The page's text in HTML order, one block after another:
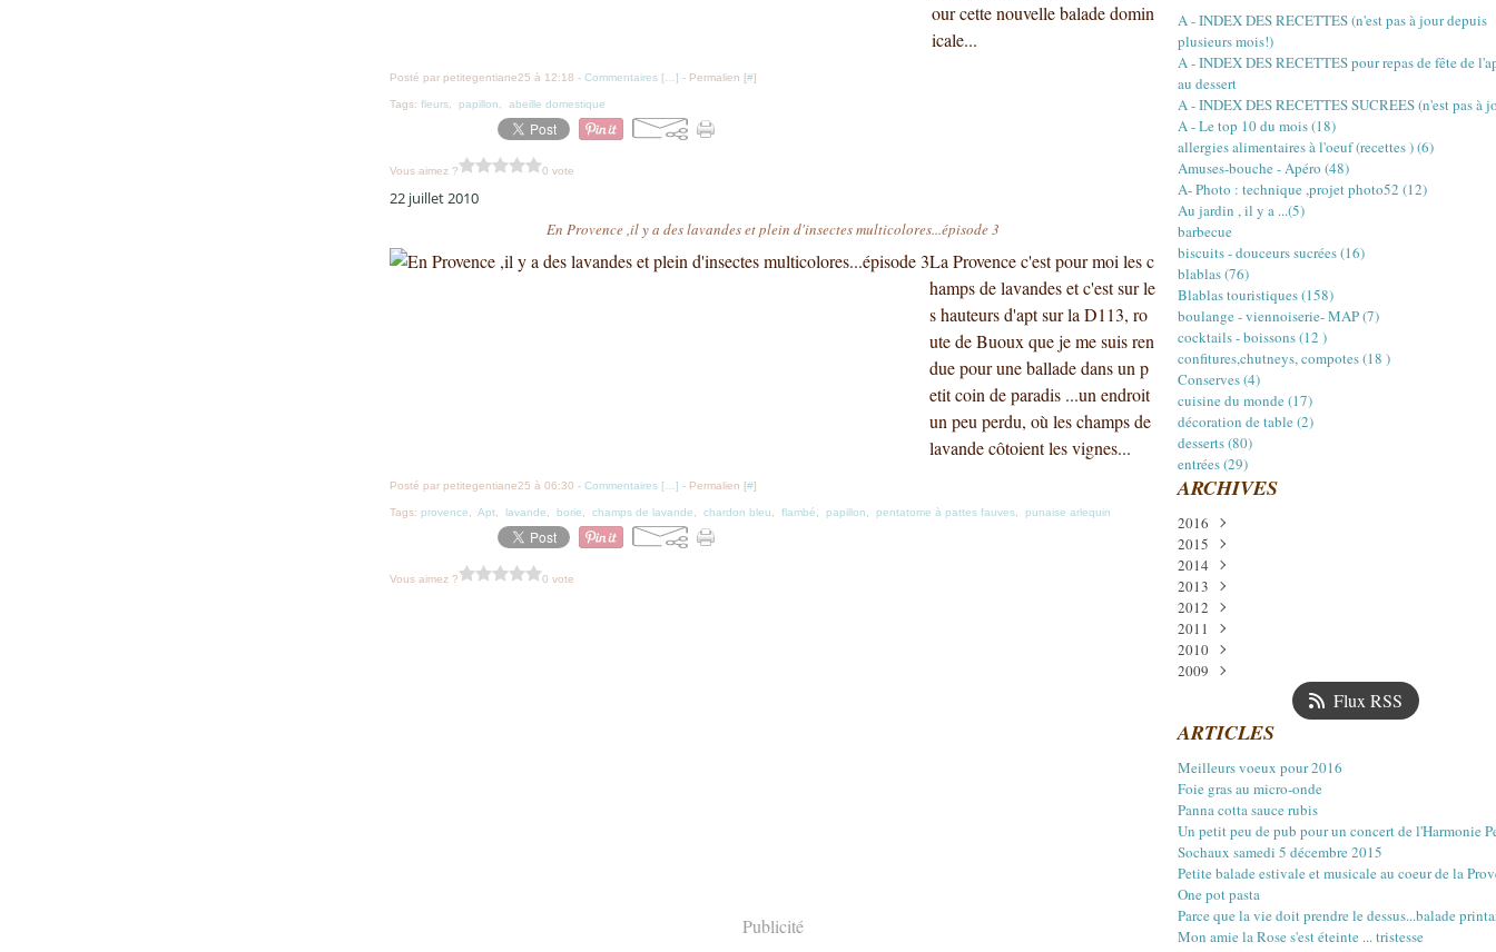
our cette nouvelle balade domin
icale...
Posté par petitegentiane25 à 12:18 - Commentaires [ ] - Permalien [#]
Tags: fleurs papillon abeille domestique
Vous aimez ? 0 vote
22 juillet 2010
En Provence ,il y a des lavandes et plein d'insectes multicolores...épisode 3
La Provence c'est pour moi les c
hamps de lavandes et c'est sur le
s hauteurs d'apt sur la D113, ro
ute de Buoux que je me suis ren
due pour une ballade dans un p
etit coin de paradis ...un endroit
un peu perdu, où les champs de
lavande côtoient les vignes...
Posté par petitegentiane25 à 06:30 - Commentaires [ ] - Permalien [#]
Tags: provence Apt lavande borie champs de lavande chardon bleu flambé papillon pentatome à pattes fauves punaise arlequin
Vous aimez ? 0 vote
Publicité
A - INDEX DES RECETTES (n'est pas à jour depuis
plusieurs mois!)
A - INDEX DES RECETTES pour repas de fête de
au dessert
A - INDEX DES RECETTES SUCREES (n'est pas à
A - Le top 10 du mois (18)
allergies alimentaires à l'oeuf (recettes ) (6)
Amuses-bouche - Apéro (48)
A- Photo : technique ,projet photo52 (12)
Au jardin , il y a ...(5)
barbecue
biscuits - douceurs sucrées (16)
blablas (76)
Blablas touristiques (158)
boulange - viennoiserie- MAP (7)
cocktails - boissons (12 )
confitures,chutneys, compotes (18 )
Conserves (4)
cuisine du monde (17)
décoration de table (2)
desserts (80)
entrées (29)
ARCHIVES
2016
Janvier
2015
Décembre
Juillet
Avril
Mars
Février
2014
Décembre
Novembre
Octobre
Septembre
Août
Mai(2)
Mars(1)
Février(3)
Janvier(4)
2013
Décembre
Octobre
Septembre
Août
Mai(11)
Mars(12)
Février(12)
Janvier(10)
2012
Décembre
Novembre
Octobre
Juillet(11)
Mai(22)
Avril(18)
Mars(14)
Février(12)
Janvier(17)
2011
Décembre
Novembre
Août(15)
Juin(16)
Mai(20)
Avril(20)
Mars(22)
Février(18)
Janvier(18)
2010
Décembre
Septembre(15)
Juillet (17)
Juin(20)
Mai(18)
Avril(16)
Mars (18)
Février(17)
Janvier(16)
2009
Octobre(16)
Août(15)
Juillet(13)
Juin(21)
Mai(23)
Avril (27)
Mars(29)
Février(30)
Janvier(4)
Flux RSS
ARTICLES
Meilleurs voeux pour 2016
Foie gras au micro-onde
Panna cotta sauce rubis
Un petit peu de pub pour un concert de l'Harmonie
Sochaux samedi 5 décembre 2015
Petite balade estivale et musicale au coeur de la
One pot pasta
Parce que la vie doit prendre le dessus...balade
Mon amie la Rose s'est éteinte ... tristesse